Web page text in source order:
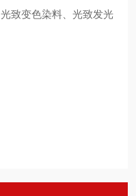
光致变色染料 光致发光